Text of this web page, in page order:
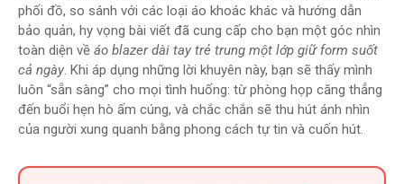
phối đồ, so sánh với các loại áo khoác khác và hướng dẫn
bảo quản, hy vọng bài viết đã cung cấp cho bạn một góc nhìn
toàn diện về áo blazer dài tay trẻ trung một lớp giữ form suốt
cả ngày. Khi áp dụng những lời khuyên này, bạn sẽ thấy mình
luôn “sẵn sàng” cho mọi tình huống: từ phòng họp căng thẳng
đến buổi hẹn hò ấm cúng, và chắc chắn sẽ thu hút ánh nhìn
của người xung quanh bằng phong cách tự tin và cuốn hút.